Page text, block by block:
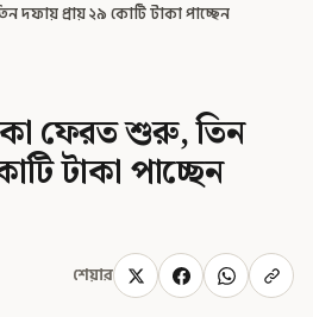
দফায় প্রায় ২৯ কোটি টাকা পাচ্ছেন
ফেরত শুরু, তিন
টাকা পাচ্ছেন
শেয়ার